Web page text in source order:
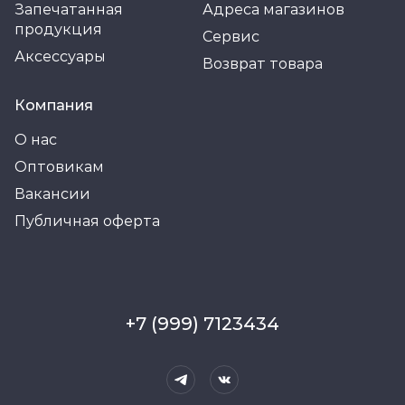
Запечатанная
продукция
Аксессуары
Адреса магазинов
Сервис
Возврат товара
Компания
О нас
Оптовикам
Вакансии
Публичная оферта
+7 (999) 7123434